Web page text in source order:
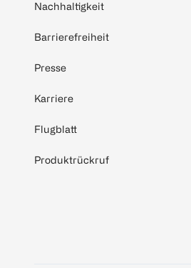
Nachhaltigkeit
Barrierefreiheit
Presse
Karriere
Flugblatt
Produktrückruf